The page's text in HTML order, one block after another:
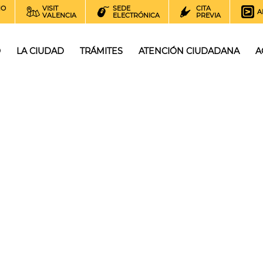
VISIT
VALENCIA
SEDE
ELECTRÓNICA
CITA
PREVIA
LA CIUDAD TRÁMITES ATENCIÓN CIUDADANA